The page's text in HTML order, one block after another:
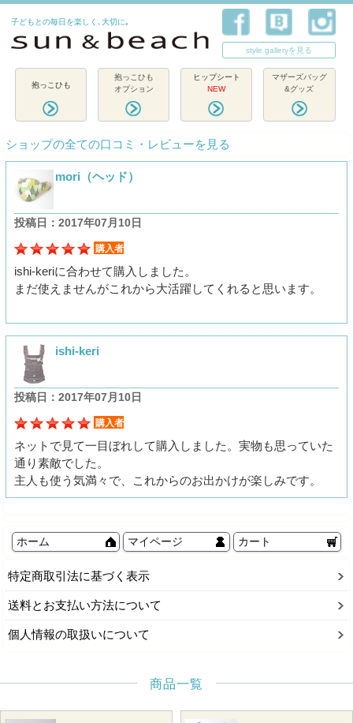
子どもとの毎日を楽しく､大切に｡
style galleryを見る
抱っこひも
抱っこひも
オプション
ヒップシート
NEW
マザーズバッグ
&グッズ
ショップの全ての口コミ・レビューを見る
mori（ヘッド）
投稿日：2017年07月10日
購入者
ishi-keriに合わせて購入しました。
まだ使えませんがこれから大活躍してくれると思います。
ishi-keri
投稿日：2017年07月10日
購入者
ネットで見て一目ぼれして購入しました。実物も思っていた
通り素敵でした。
主人も使う気満々で、これからのお出かけが楽しみです。
ホーム マイページ カート
特定商取引法に基づく表示
送料とお支払い方法について
個人情報の取扱いについて
商品一覧